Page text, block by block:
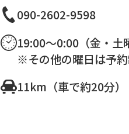
090-2602-9598
19:00～0:00（金・土
※その他の曜日は予
11km（車で約20分）